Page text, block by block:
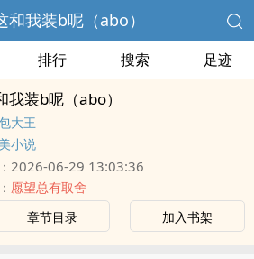
和我装b呢（abo）
排行 搜索 足迹
我装b呢（abo）
大王
小说
2026-06-29 13:03:36
愿望总有取舍
章节目录 加入书架